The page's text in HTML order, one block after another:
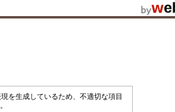
を生成しているため、不適切な項目